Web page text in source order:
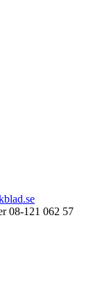
08-121 062 57